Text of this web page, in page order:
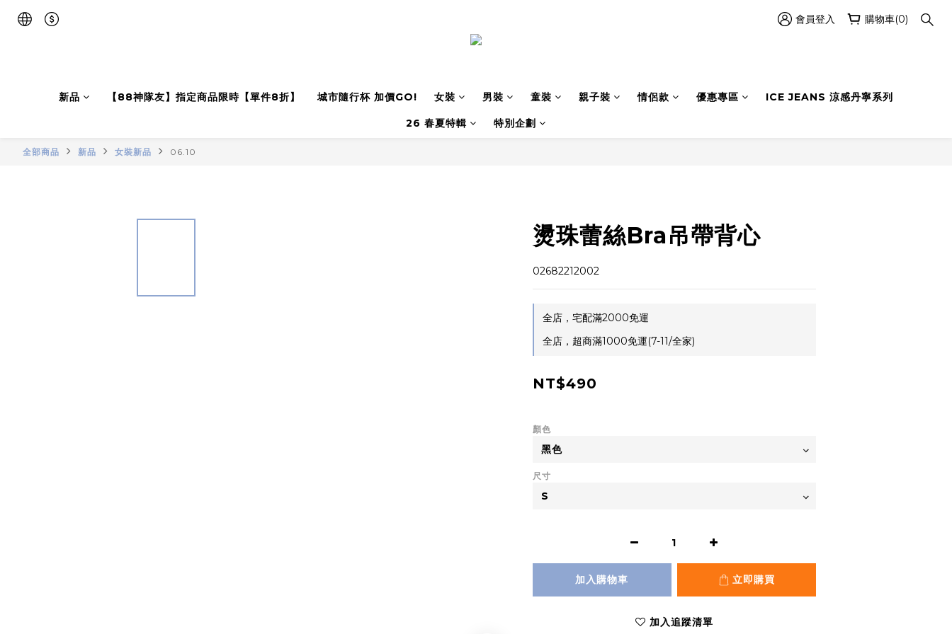
會員登入 購物車(0)
新品 【88神隊友】指定商品限時【單件8折】 城市隨行杯 加價GO! 女裝 男裝 童裝 親子裝 情侶款 優惠專區 ICE JEANS 涼感丹寧系列
26 春夏特輯 特別企劃
全部商品 新品 女裝新品 06.10
燙珠蕾絲Bra吊帶背心
02682212002
全店，宅配滿2000免運
全店，超商滿1000免運(7-11/全家)
NT$490
顏色
尺寸
加入購物車 立即購買
加入追蹤清單